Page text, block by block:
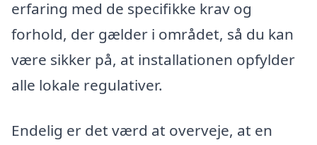
erfaring med de specifikke krav og
forhold, der gælder i området, så du kan
være sikker på, at installationen opfylder
alle lokale regulativer.
Endelig er det værd at overveje, at en